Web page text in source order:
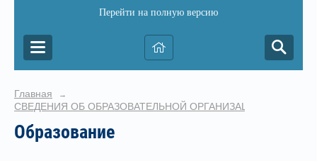
Перейти на полную версию
Главная →
СВЕДЕНИЯ ОБ ОБРАЗОВАТЕЛЬНОЙ ОРГАНИЗАЦИИ
Образование